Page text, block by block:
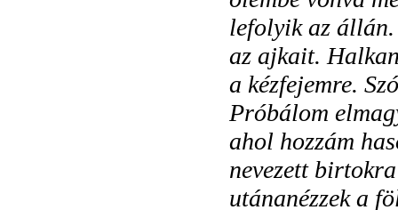
lefolyik az állán.
az ajkait.
a kézfejemre.
Próbálom
ahol hozzám
nevezett
utánanézzek a